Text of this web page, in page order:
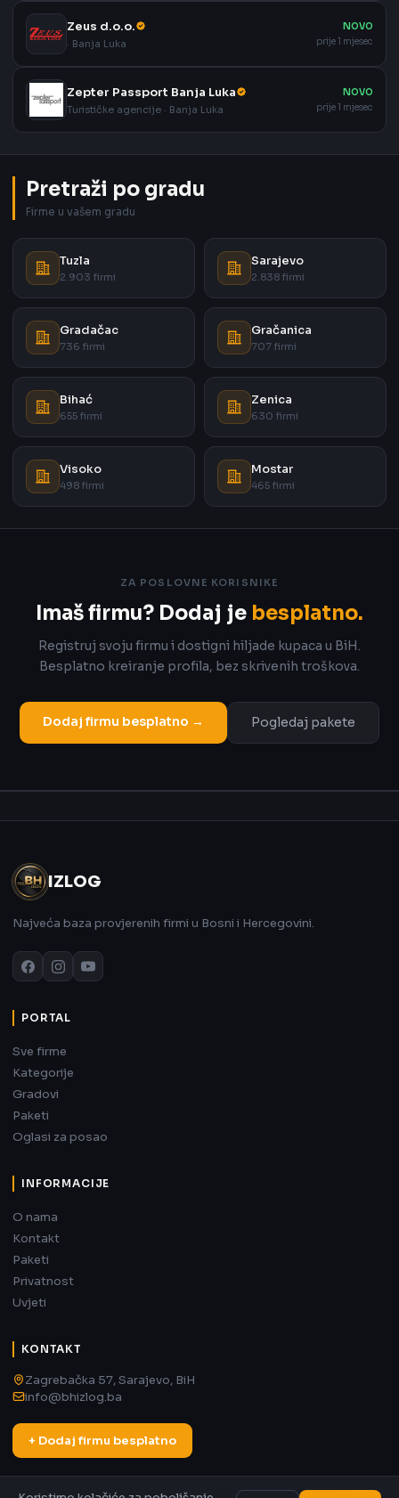
Zeus d.o.o.
· Banja Luka
NOVO
prije 1 mjesec
Zepter Passport Banja Luka
Turističke agencije · Banja Luka
NOVO
prije 1 mjesec
Pretraži po gradu
Firme u vašem gradu
Tuzla
2.903 firmi
Sarajevo
2.838 firmi
Gradačac
736 firmi
Gračanica
707 firmi
Bihać
655 firmi
Zenica
630 firmi
Visoko
498 firmi
Mostar
465 firmi
ZA POSLOVNE KORISNIKE
Imaš firmu? Dodaj je besplatno.
Registruj svoju firmu i dostigni hiljade kupaca u BiH.
Besplatno kreiranje profila, bez skrivenih troškova.
Dodaj firmu besplatno → Pogledaj pakete
IZLOG
Najveća baza provjerenih firmi u Bosni i Hercegovini.
PORTAL
Sve firme
Kategorije
Gradovi
Paketi
Oglasi za posao
INFORMACIJE
O nama
Kontakt
Paketi
Privatnost
Uvjeti
KONTAKT
Zagrebačka 57, Sarajevo, BiH
info@bhizlog.ba
+ Dodaj firmu besplatno